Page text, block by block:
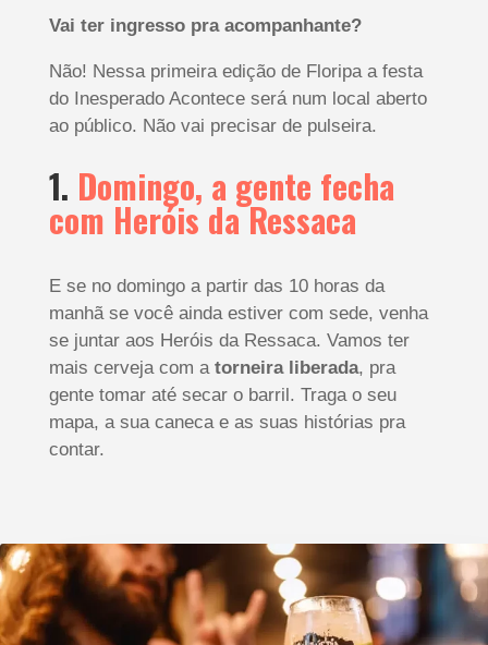
Vai ter ingresso pra acompanhante?
Não! Nessa primeira edição de Floripa a festa
do Inesperado Acontece será num local aberto
ao público. Não vai precisar de pulseira.
1. Domingo, a gente fecha
com Heróis da Ressaca
E se no domingo a partir das 10 horas da
manhã se você ainda estiver com sede, venha
se juntar aos Heróis da Ressaca. Vamos ter
mais cerveja com a torneira liberada, pra
gente tomar até secar o barril. Traga o seu
mapa, a sua caneca e as suas histórias pra
contar.